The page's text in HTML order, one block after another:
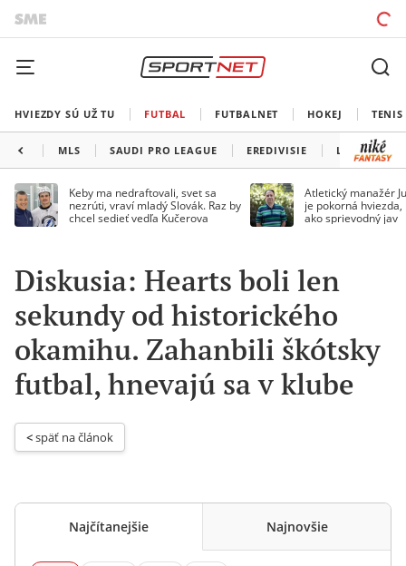
HVIEZDY SÚ UŽ TU FUTBAL FUTBALNET HOKEJ TENIS
MLS SAUDI PRO LEAGUE EREDIVISIE LIGA
Keby ma nedraftovali, svet sa
nezrúti, vraví mladý Slovák. Raz by
chcel sedieť vedľa Kučerova
Atletický manažér
je pokorná
ako sprievodný jav
Diskusia: Hearts boli len
sekundy od historického
okamihu. Zahanbili škótsky
futbal, hnevajú sa v klube
< späť na článok
Najčítanejšie Najnovšie